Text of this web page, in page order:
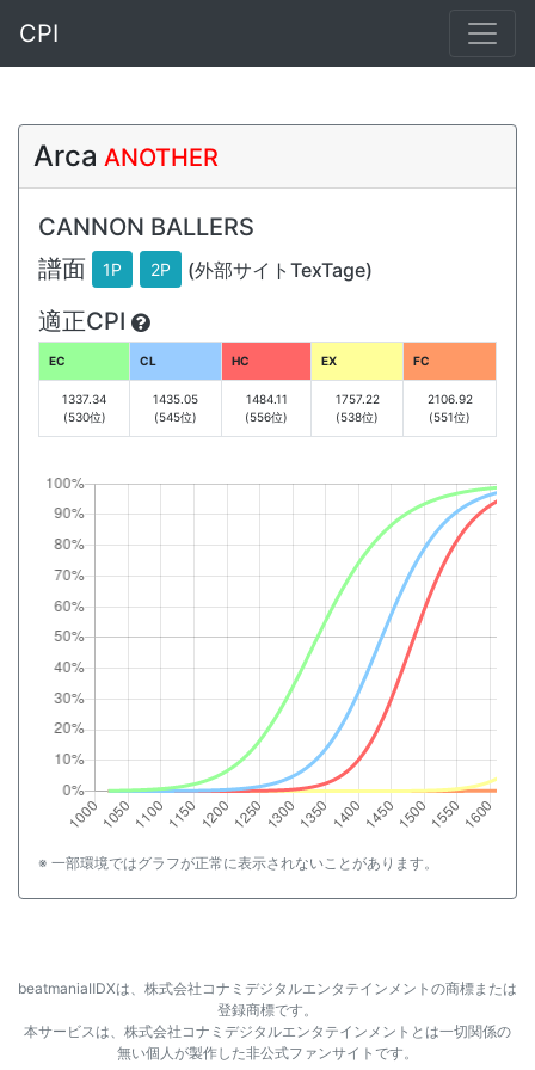
CPI
Arca ANOTHER
CANNON BALLERS
譜面
1P 2P (外部サイトTexTage)
適正CPI
EC CL HC EX FC
1337.34
(530位)
1435.05
(545位)
1484.11
(556位)
1757.22
(538位)
2106.92
(551位)
※ 一部環境ではグラフが正常に表示されないことがあります。
beatmaniaⅡDXは、株式会社コナミデジタルエンタテインメントの商標または
登録商標です。
本サービスは、株式会社コナミデジタルエンタテインメントとは一切関係の
無い個人が製作した非公式ファンサイトです。